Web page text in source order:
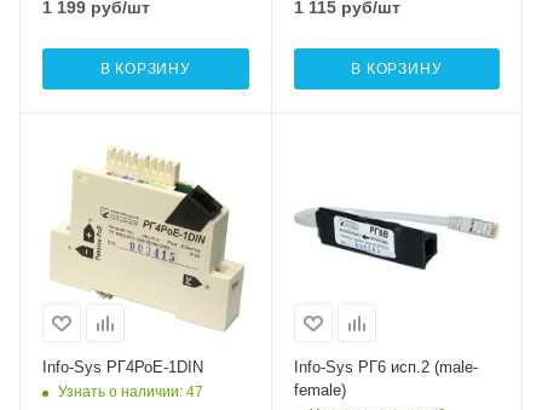
1 199 руб/шт
В КОРЗИНУ
1 115руб/шт
В КОРЗИНУ
Info-Sys РГ4РоЕ-1DIN
Узнать о наличии: 47
Info-Sys РГ6 исп.2 (male-
female)